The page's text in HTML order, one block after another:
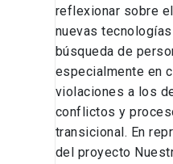
reflexionar sobre
nuevas
búsqueda de
especialmente en
violaciones a los
conflictos y
transicional. En
del proyecto